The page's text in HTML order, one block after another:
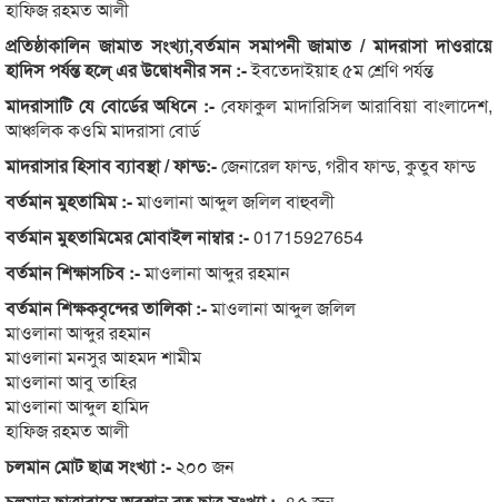
হাফিজ রহমত আলী
প্রতিষ্ঠাকালিন জামাত সংখ্যা,বর্তমান সমাপনী জামাত / মাদরাসা দাওরায়ে
হাদিস পর্যন্ত হলে্ এর উদ্বোধনীর সন :-ইবতেদাইয়াহ ৫ম শ্রেণি পর্যন্ত
মাদরাসাটি যে বোর্ডের অধিনে :- বেফাকুল মাদারিসিল আরাবিয়া বাংলাদেশ,
আঞ্চলিক কওমি মাদরাসা বোর্ড
মাদরাসার হিসাব ব্যাবস্থা / ফান্ড:-জেনারেল ফান্ড, গরীব ফান্ড, কুতুব ফান্ড
বর্তমান মুহতামিম :-মাওলানা আব্দুল জলিল বাহুবলী
বর্তমান মুহতামিমের মোবাইল নাম্বার :-01715927654
বর্তমান শিক্ষাসচিব :-মাওলানা আব্দুর রহমান
বর্তমান শিক্ষকবৃন্দের তালিকা :-মাওলানা আব্দুল জলিল
মাওলানা আব্দুর রহমান
মাওলানা মনসুর আহমদ শামীম
মাওলানা আবু তাহির
মাওলানা আব্দুল হামিদ
হাফিজ রহমত আলী
চলমান মোট ছাত্র সংখ্যা :- ২০০ জন